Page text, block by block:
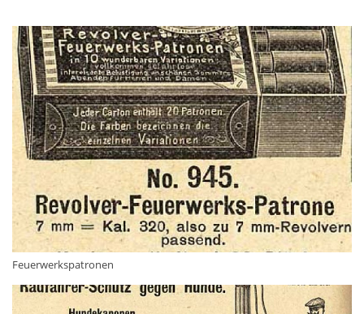
Feuerwerkspatronen